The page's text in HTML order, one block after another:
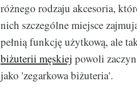
różnego rodzaju akcesoria,
nich szczególne miejsce
pełnią funkcję użytkową, ale
biżuterii męskiej powoli
jako 'zegarkowa biżuteria'.